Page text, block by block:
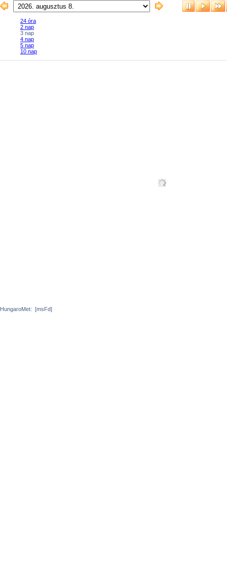
24 óra
2 nap
3 nap
4 nap
5 nap
10 nap
HungaroMet: [msFd]